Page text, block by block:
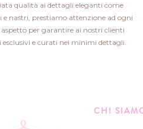
qualità ai dettagli eleganti come
e nastri, prestiamo attenzione ad ogni
per garantire ai nostri clienti
esclusivi e curati nei minimi dettagli.
CHI